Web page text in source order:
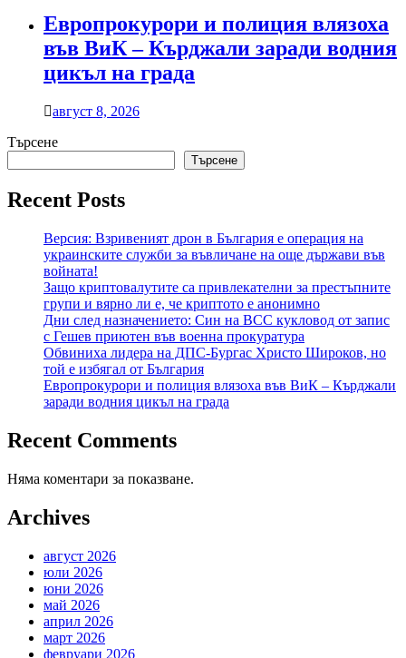
Европрокурори и полиция влязоха
във ВиК – Кърджали заради водния
цикъл на града
август 8, 2026
Търсене
Търсене
Recent Posts
Версия: Взривеният дрон в България е операция на
украинските служби за въвличане на още държави във
войната!
Защо криптовалутите са привлекателни за престъпните
групи и вярно ли е, че криптото е анонимно
Дни след назначението: Син на ВСС кукловод от запис
с Гешев приютен във военна прокуратура
Обвиниха лидера на ДПС-Бургас Христо Широков, но
той е избягал от България
Европрокурори и полиция влязоха във ВиК – Кърджали
заради водния цикъл на града
Recent Comments
Няма коментари за показване.
Archives
август 2026
юли 2026
юни 2026
май 2026
април 2026
март 2026
февруари 2026